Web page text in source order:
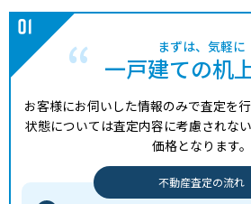
まずは、気軽に
一戸建ての机
お客様にお伺いした情報のみで査定を行
状態については査定内容に考慮されな
価格となります。
不動産査定の流れ